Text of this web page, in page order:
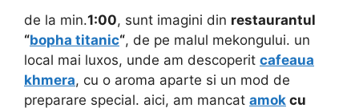
de la min.1:00, sunt imagini din restaurantul
“bopha titanic“, de pe malul mekongului. un
local mai luxos, unde am descoperit cafeaua
khmera, cu o aroma aparte si un mod de
preparare special. aici, am mancat amok cu